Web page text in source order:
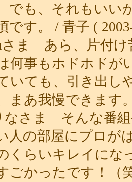
でも、それもいい
です。 / 青子 (
ま あら、片付け
何事もホドホドが
いても、引き出し
まあ我慢できます
なさま そんな番組
人の部屋にプロが
くらいキレイにな
ごかったです！（